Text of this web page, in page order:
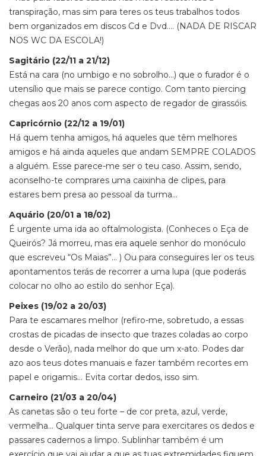
transpiração, mas sim para teres os teus trabalhos todos
bem organizados em discos Cd e Dvd…. (NADA DE RISCAR
NOS WC DA ESCOLA!)
Sagitário (22/11 a 21/12)
Está na cara (no umbigo e no sobrolho…) que o furador é o
utensílio que mais se parece contigo. Com tanto piercing
chegas aos 20 anos com aspecto de regador de girassóis.
Capricórnio (22/12 a 19/01)
Há quem tenha amigos, há aqueles que têm melhores
amigos e há ainda aqueles que andam SEMPRE COLADOS
a alguém. Esse parece-me ser o teu caso. Assim, sendo,
aconselho-te comprares uma caixinha de clipes, para
estares bem presa ao pessoal da turma…
Aquário (20/01 a 18/02)
É urgente uma ida ao oftalmologista. (Conheces o Eça de
Queirós? Já morreu, mas era aquele senhor do monóculo
que escreveu “Os Maias”… ) Ou para conseguires ler os teus
apontamentos terás de recorrer a uma lupa (que poderás
colocar no olho ao estilo do senhor Eça).
Peixes (19/02 a 20/03)
Para te escamares melhor (refiro-me, sobretudo, a essas
crostas de picadas de insecto que trazes coladas ao corpo
desde o Verão), nada melhor do que um x-ato. Podes dar
azo aos teus dotes manuais e fazer também recortes em
papel e origamis… Evita cortar dedos, isso sim.
Carneiro (21/03 a 20/04)
As canetas são o teu forte – de cor preta, azul, verde,
vermelha… Qualquer tinta serve para exercitares os dedos e
passares cadernos a limpo. Sublinhar também é um